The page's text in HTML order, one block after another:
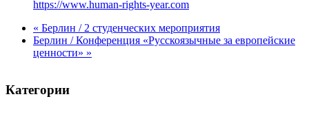
https://www.human-rights-year.com
« Берлин / 2 студенческих мероприятия
Берлин / Конференция «Русскоязычные за европейские
ценности» »
Категории